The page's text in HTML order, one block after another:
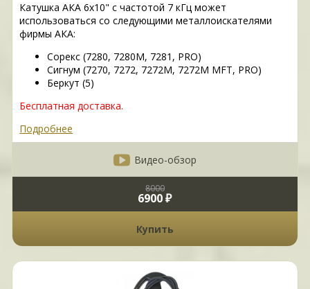
Катушка АКА 6х10" с частотой 7 кГц может
использоваться со следующими металлоискателями
фирмы АКА:
Сорекс (7280, 7280М, 7281, PRO)
Сигнум (7270, 7272, 7272M, 7272M MFT, PRO)
Беркут (5)
Бесплатная доставка.
Подробнее
Видео-обзор
8000
6900 ₽
Купить